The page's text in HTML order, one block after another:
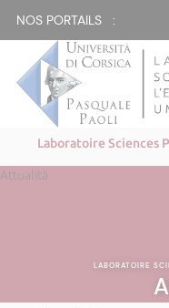
NOS PORTAILS :
Laboratoire Sciences
Attualità
LABORATOIRE